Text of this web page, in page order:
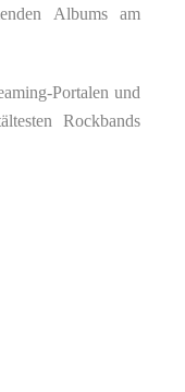
Albums am
Portalen und
Rockbands